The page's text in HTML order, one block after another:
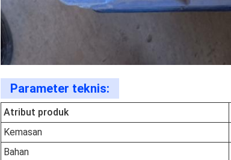
Parameter teknis:
Atribut produk
Kemasan
Bahan